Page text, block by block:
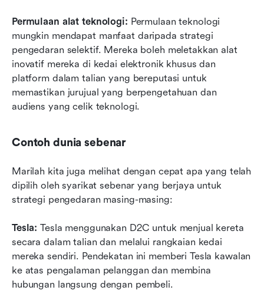
Permulaan alat teknologi: Permulaan teknologi
mungkin mendapat manfaat daripada strategi
pengedaran selektif. Mereka boleh meletakkan alat
inovatif mereka di kedai elektronik khusus dan
platform dalam talian yang bereputasi untuk
memastikan jurujual yang berpengetahuan dan
audiens yang celik teknologi.
Contoh dunia sebenar
Marilah kita juga melihat dengan cepat apa yang telah
dipilih oleh syarikat sebenar yang berjaya untuk
strategi pengedaran masing-masing:
Tesla: Tesla menggunakan D2C untuk menjual kereta
secara dalam talian dan melalui rangkaian kedai
mereka sendiri. Pendekatan ini memberi Tesla kawalan
ke atas pengalaman pelanggan dan membina
hubungan langsung dengan pembeli.